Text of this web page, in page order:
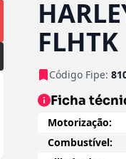
FLHTK
Código Fipe:
Ficha
Motorização:
Combustível: